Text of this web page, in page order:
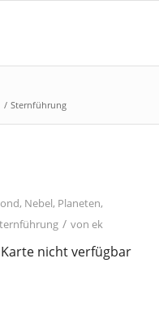
/ Sternführung
, Nebel, Planeten,
/ von ek
Karte nicht verfügbar